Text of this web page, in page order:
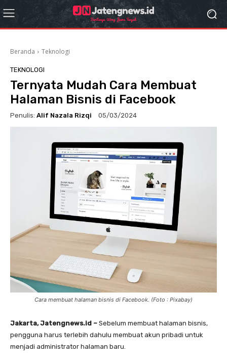
Beranda Teknologi
TEKNOLOGI
Ternyata Mudah Cara Membuat
Halaman Bisnis di Facebook
Penulis: Alif Nazala Rizqi 05/03/2024
Cara membuat halaman bisnis di Facebook. (Foto : Pixabay)
Jakarta, Jatengnews.id – Sebelum membuat halaman bisnis,
pengguna harus terlebih dahulu membuat akun pribadi untuk
menjadi administrator halaman baru.